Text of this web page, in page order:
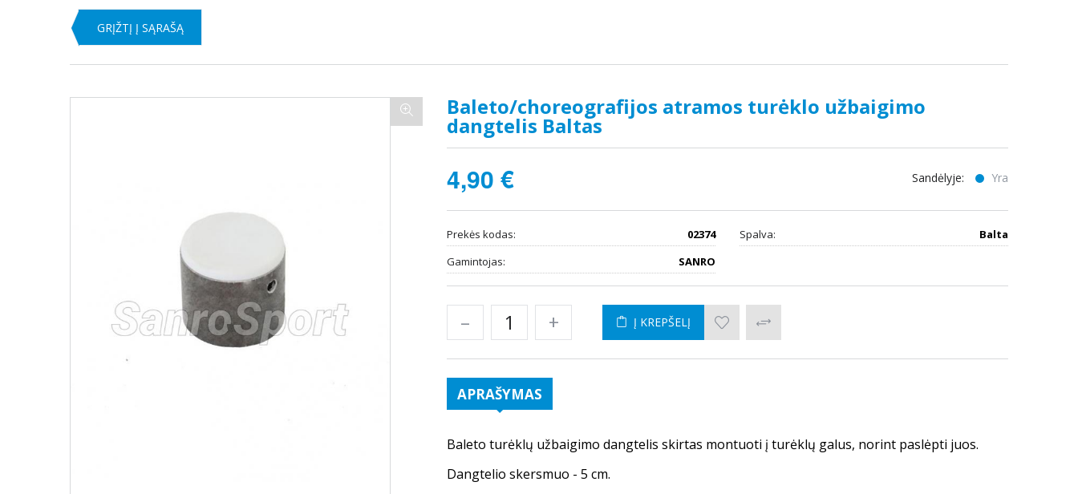
GRĮŽTĮ Į SĄRAŠĄ
Baleto/choreografijos atramos turėklo užbaigimo
dangtelis Baltas
4,90 € Sandėlyje: Yra
Prekės kodas: 02374 Spalva:
Balta
Gamintojas:
SANRO
– + Į KREPŠELĮ
APRAŠYMAS
Baleto turėklų užbaigimo dangtelis skirtas montuoti į turėklų galus, norint paslėpti juos.
Dangtelio skersmuo - 5 cm.